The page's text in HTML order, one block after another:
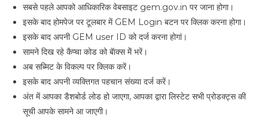
सबसे पहले आपको आधिकारिक वेबसाइट gem.gov.in पर जाना होगा।
इसके बाद होमपेज पर टूलबार में GEM Login बटन पर क्लिक करना होगा।
इसके बाद अपनी GEM user ID को दर्ज करना होगां।
सामने दिख रहे कैप्चा कोड को बॅाक्स मेें भरें।
अब सब्मिट के विकल्प पर क्लिक करें।
इसके बाद अपनी व्यक्तिगत पहचान संख्या दर्ज करें।
अंत में आपका डैशबोर्ड लोड हो जाएगा, आपका द्वारा लिस्टेट सभी प्रोडक्ट्स की
सूची आपके सामने आ जाएगी।